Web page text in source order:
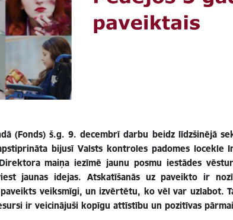
(Fonds) š.g. 9. decembrī darbu beidz līdzšinējā
bijusī Valsts kontroles padomes locekle
maiņa iezīmē jaunu posmu iestādes
jaunas idejas. Atskatīšanās uz paveikto ir
veiksmīgi, un izvērtētu, ko vēl var uzlabot.
ir veicinājuši kopīgu attīstību un pozitīvas